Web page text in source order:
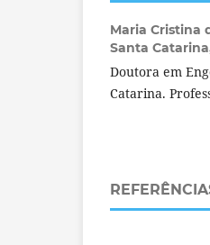
Maria Cristina
Santa
Doutora em
Catarina.